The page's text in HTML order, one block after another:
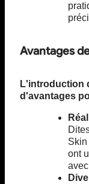
Avantages
L'introduction
d'avantages
ont